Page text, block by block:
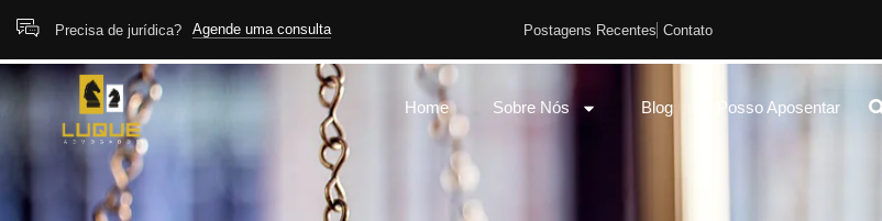
Precisa de jurídica? Agende uma consulta Postagens Recentes Contato
Home Sobre Nós Blog Posso Aposentar